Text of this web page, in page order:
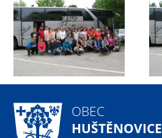
OBEC
HUŠTĚNOVICE